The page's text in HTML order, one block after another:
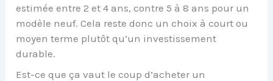
estimée entre 2 et 4 ans, contre 5 à 8 ans pour un
modèle neuf. Cela reste donc un choix à court ou
moyen terme plutôt qu’un investissement
durable.
Est-ce que ça vaut le coup d’acheter un